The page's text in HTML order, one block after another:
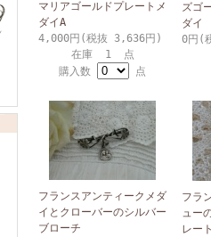
マリアゴールドプレートメ
ダイA
4,000円(税抜 3,636円)
在庫 1 点
購入数
点
ズゴ
ダイ
0円(
フランスアンティークメダ
イとクローバーのシルバー
ブローチ
フラ
ュー
レー